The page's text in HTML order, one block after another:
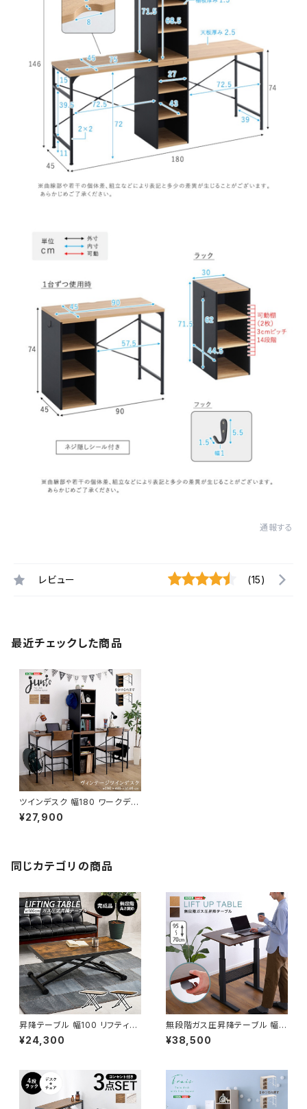
通報する
レビュー (15)
最近チェックした商品
ツインデスク 幅180 ワークデス
ク パソコンデスク 学習デスク デ
スクワーク オフィスデスク ヴィ
¥27,900
同じカテゴリの商品
昇降テーブル 幅100 リフティン
グテーブル サイドテーブル ソフ
ァテーブル 無段階調節 ガス圧
¥24,300
無段階ガス圧昇降テーブル 幅9
6.5 昇降デスク 机 学習デスク
デスクワーク オフィスデスク 新
¥38,500